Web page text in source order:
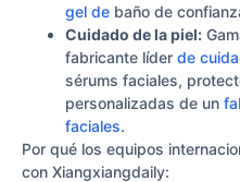
gel de baño de
Cuidado de la piel:
fabricante líder de
sérums faciales,
personalizadas de un
faciales.
Por qué los equipos
con Xiangxiangdaily: